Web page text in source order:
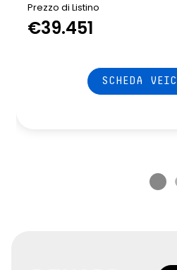
Prezzo di Listino
€39.451
SCHEDA